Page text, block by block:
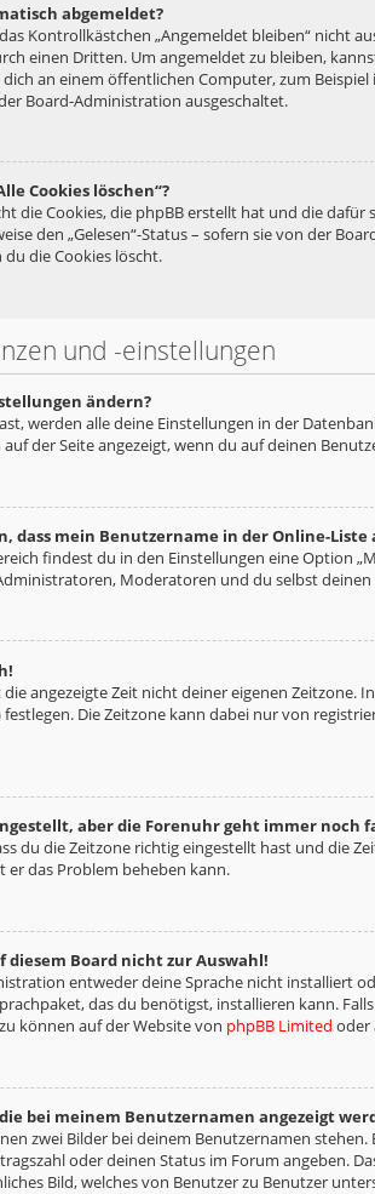
abgemeldet?
Kontrollkästchen „Angemeldet bleiben“ nicht
einen Dritten. Um angemeldet zu bleiben,
an einem öffentlichen Computer, zum
Board-Administration ausgeschaltet.
Cookies löschen“?
die Cookies, die phpBB erstellt hat und die
den „Gelesen“-Status – sofern sie von der
die Cookies löscht.
und -einstellungen
ändern?
werden alle deine Einstellungen in der
der Seite angezeigt, wenn du auf deinen
dass mein Benutzername in der Online-
findest du in den Einstellungen eine Option
Moderatoren und du selbst
angezeigte Zeit nicht deiner eigenen Zeitzone.
festlegen. Die Zeitzone kann dabei nur von
aber die Forenuhr geht immer noch
du die Zeitzone richtig eingestellt hast und die
das Problem beheben kann.
diesem Board nicht zur Auswahl!
entweder deine Sprache nicht installiert
das du benötigst, installieren kann.
können auf der Website von phpBB Limited oder
bei meinem Benutzernamen angezeigt
zwei Bilder bei deinem Benutzernamen
oder deinen Status im Forum angeben.
Bild, welches von Benutzer zu Benutzer